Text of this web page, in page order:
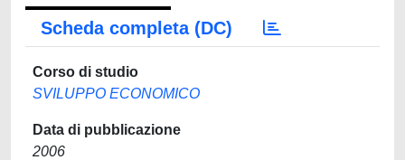
Scheda completa (DC)
Corso di studio
SVILUPPO ECONOMICO
Data di pubblicazione
2006